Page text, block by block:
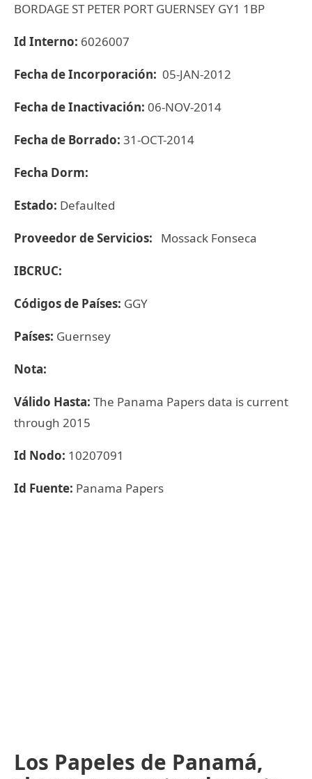
BORDAGE ST PETER PORT GUERNSEY GY1 1BP
Id Interno: 6026007
Fecha de Incorporación: 05-JAN-2012
Fecha de Inactivación: 06-NOV-2014
Fecha de Borrado: 31-OCT-2014
Fecha Dorm:
Estado: Defaulted
Proveedor de Servicios: Mossack Fonseca
IBCRUC:
Códigos de Países: GGY
Países: Guernsey
Nota:
Válido Hasta: The Panama Papers data is current
through 2015
Id Nodo: 10207091
Id Fuente: Panama Papers
Los Papeles de Panamá,